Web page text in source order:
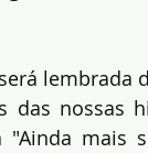
lembrada
das nossas
mais